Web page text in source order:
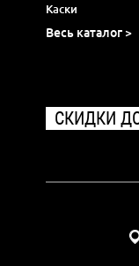
Каски
Весь каталог >
СКИДКИ